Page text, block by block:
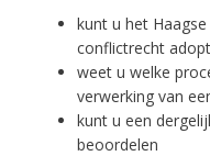
kunt u het
conflictrecht
weet u welke
verwerking van
kunt u een
beoordelen